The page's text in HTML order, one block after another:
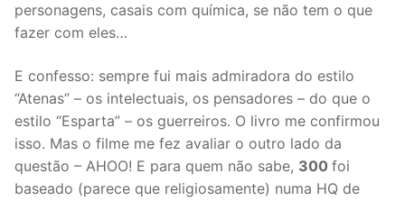
personagens, casais com química, se não tem o que
fazer com eles…
E confesso: sempre fui mais admiradora do estilo
“Atenas” – os intelectuais, os pensadores – do que o
estilo “Esparta” – os guerreiros. O livro me confirmou
isso. Mas o filme me fez avaliar o outro lado da
questão – AHOO! E para quem não sabe, 300 foi
baseado (parece que religiosamente) numa HQ de